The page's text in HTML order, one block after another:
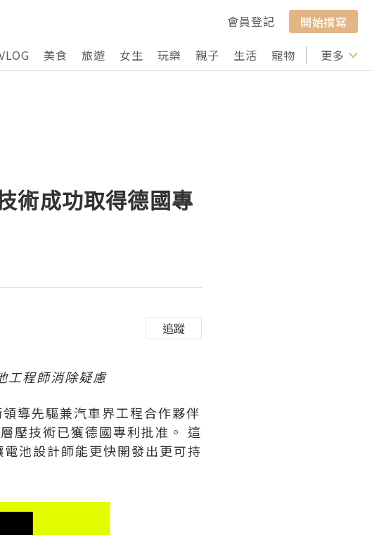
會員登記
開始撰寫
美食 旅遊 女生 玩樂 親子 生活 寵物 行山 打卡
更多
術成功取得德國專
追蹤
工程師消除疑慮
導先驅兼汽車界工程合作夥伴
壓技術已獲德國專利批准。 這
池設計師能更快開發出更可持